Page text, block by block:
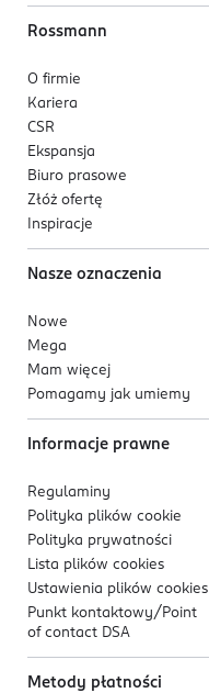
Rossmann
O firmie
Kariera
CSR
Ekspansja
Biuro prasowe
Złóż ofertę
Inspiracje
Nasze oznaczenia
Nowe
Mega
Mam więcej
Pomagamy jak umiemy
Informacje prawne
Regulaminy
Polityka plików cookie
Polityka prywatności
Lista plików cookies
Ustawienia plików cookies
Punkt kontaktowy/ Point
of contact DSA
Metody płatności